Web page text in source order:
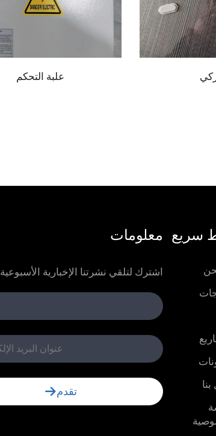
علبة التحكم
سريع معلومات
اشترك لتلقي نشرتنا الإخبارية الأسبوعية
تقدم